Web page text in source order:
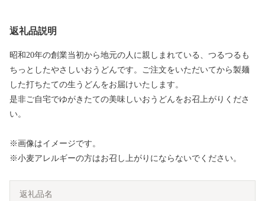
返礼品説明
昭和20年の創業当初から地元の人に親しまれている、つるつるも
ちっとしたやさしいおうどんです。ご注文をいただいてから製麺
した打ちたての生うどんをお届けいたします。
是非ご自宅でゆがきたての美味しいおうどんをお召上がりくださ
い。
※画像はイメージです。
※小麦アレルギーの方はお召し上がりにならないでください。
返礼品名